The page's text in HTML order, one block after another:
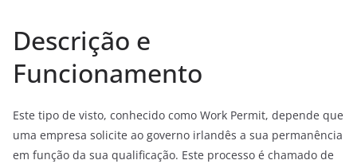
Descrição e
Funcionamento
Este tipo de visto, conhecido como Work Permit, depende que
uma empresa solicite ao governo irlandês a sua permanência
em função da sua qualificação. Este processo é chamado de